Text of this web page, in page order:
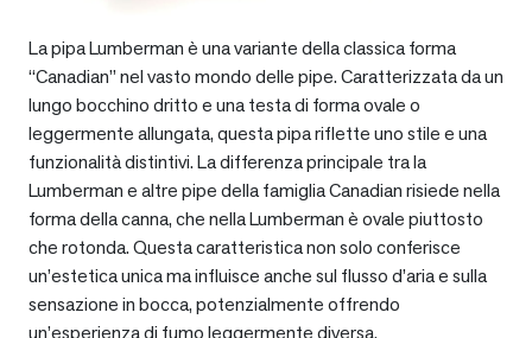
La pipa Lumberman è una variante della classica forma
“Canadian” nel vasto mondo delle pipe. Caratterizzata da un
lungo bocchino dritto e una testa di forma ovale o
leggermente allungata, questa pipa riflette uno stile e una
funzionalità distintivi. La differenza principale tra la
Lumberman e altre pipe della famiglia Canadian risiede nella
forma della canna, che nella Lumberman è ovale piuttosto
che rotonda. Questa caratteristica non solo conferisce
un’estetica unica ma influisce anche sul flusso d’aria e sulla
sensazione in bocca, potenzialmente offrendo
un’esperienza di fumo leggermente diversa.